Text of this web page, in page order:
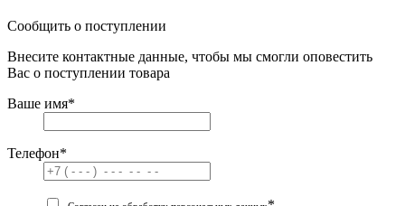
Сообщить о поступлении
Внесите контактные данные, чтобы мы смогли оповестить
Вас о поступлении товара
Ваше имя*
Телефон*